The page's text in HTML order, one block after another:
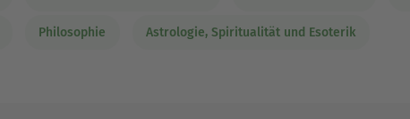
Philosophie Astrologie, Spiritualität und Esoterik